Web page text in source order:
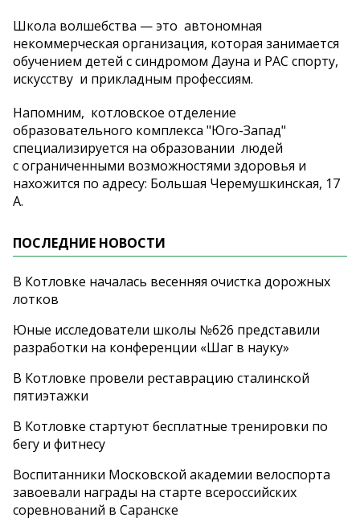
Школа волшебства — это автономная
некоммерческая организация, которая занимается
обучением детей с синдромом Дауна и РАС спорту,
искусству и прикладным профессиям.
Напомним, котловское отделение
образовательного комплекса "Юго-Запад"
специализируется на образовании людей
с ограниченными возможностями здоровья и
нахожится по адресу: Большая Черемушкинская, 17
А.
ПОСЛЕДНИЕ НОВОСТИ
В Котловке началась весенняя очистка дорожных
лотков
Юные исследователи школы №626 представили
разработки на конференции «Шаг в науку»
В Котловке провели реставрацию сталинской
пятиэтажки
В Котловке стартуют бесплатные тренировки по
бегу и фитнесу
Воспитанники Московской академии велоспорта
завоевали награды на старте всероссийских
соревнований в Саранске